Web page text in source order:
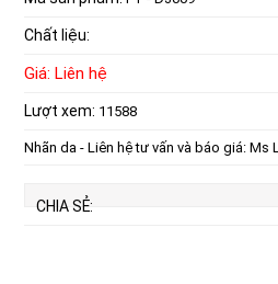
Chất liệu:
Giá: Liên hệ
Lượt xem: 11588
Nhãn da - Liên hệ tư vấn và báo giá: Ms
CHIA SẺ: